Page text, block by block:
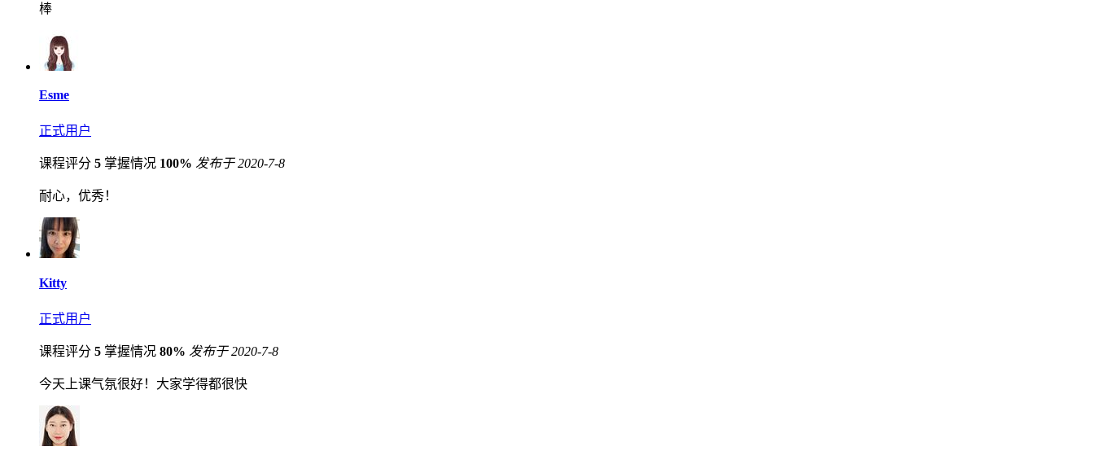
棒
Esme
正式用户
课程评分 5 掌握情况 100% 发布于 2020-7-8
耐心，优秀！
Kitty
正式用户
课程评分 5 掌握情况 80% 发布于 2020-7-8
今天上课气氛很好！大家学得都很快